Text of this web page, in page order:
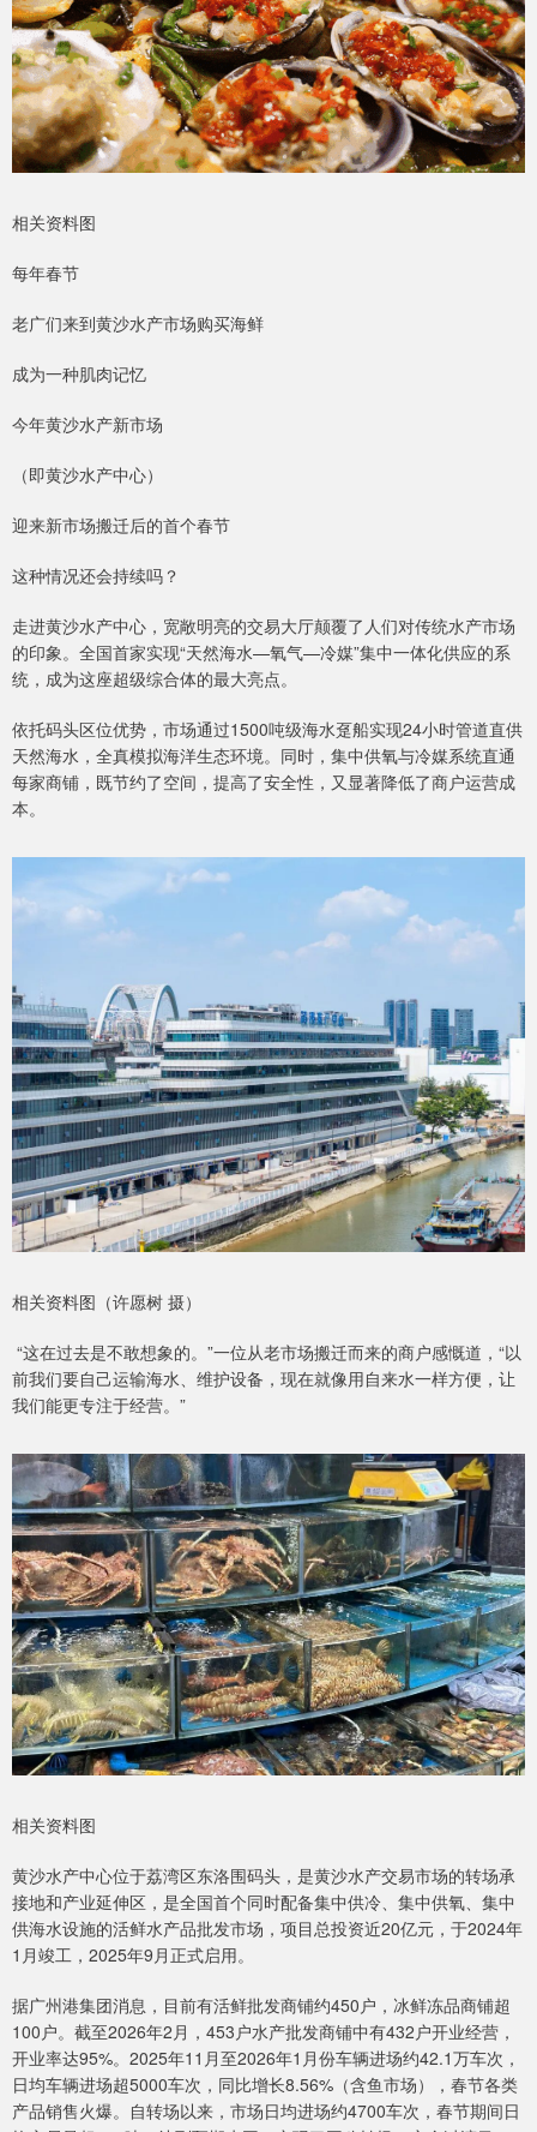
相关资料图
每年春节
老广们来到黄沙水产市场购买海鲜
成为一种肌肉记忆
今年黄沙水产新市场
（即黄沙水产中心）
迎来新市场搬迁后的首个春节
这种情况还会持续吗？
走进黄沙水产中心，宽敞明亮的交易大厅颠覆了人们对传统水产市场
的印象。全国首家实现“天然海水—氧气—冷媒”集中一体化供应的系
统，成为这座超级综合体的最大亮点。
依托码头区位优势，市场通过1500吨级海水趸船实现24小时管道直供
天然海水，全真模拟海洋生态环境。同时，集中供氧与冷媒系统直通
每家商铺，既节约了空间，提高了安全性，又显著降低了商户运营成
本。
相关资料图（许愿树 摄）
“这在过去是不敢想象的。”一位从老市场搬迁而来的商户感慨道，“以
前我们要自己运输海水、维护设备，现在就像用自来水一样方便，让
我们能更专注于经营。”
相关资料图
黄沙水产中心位于荔湾区东洛围码头，是黄沙水产交易市场的转场承
接地和产业延伸区，是全国首个同时配备集中供冷、集中供氧、集中
供海水设施的活鲜水产品批发市场，项目总投资近20亿元，于2024年
1月竣工，2025年9月正式启用。
据广州港集团消息，目前有活鲜批发商铺约450户，冰鲜冻品商铺超
100户。截至2026年2月，453户水产批发商铺中有432户开业经营，
开业率达95%。2025年11月至2026年1月份车辆进场约42.1万车次，
日均车辆进场超5000车次，同比增长8.56%（含鱼市场），春节各类
产品销售火爆。自转场以来，市场日均进场约4700车次，春节期间日